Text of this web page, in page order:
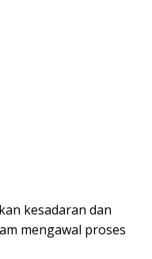
kesadaran dan
mengawal proses